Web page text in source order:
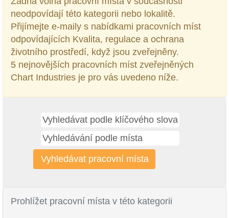
neodpovídají této kategorii nebo lokalitě.
Přijímejte e-maily s nabídkami pracovních míst
odpovídajících Kvalita, regulace a ochrana
životního prostředí, když jsou zveřejněny.
5 nejnovějších pracovních míst zveřejněných
Chart Industries je pro vás uvedeno níže.
Prohlížet pracovní místa v této kategorii